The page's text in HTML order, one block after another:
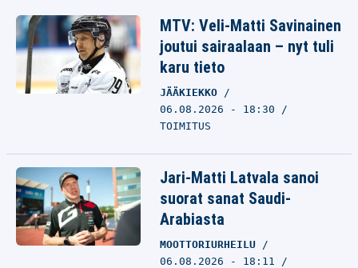
MTV: Veli-Matti Savinainen
joutui sairaalaan – nyt tuli
karu tieto
JÄÄKIEKKO
06.08.2026 - 18:30
TOIMITUS
Jari-Matti Latvala sanoi
suorat sanat Saudi-
Arabiasta
MOOTTORIURHEILU
06.08.2026 - 18:11